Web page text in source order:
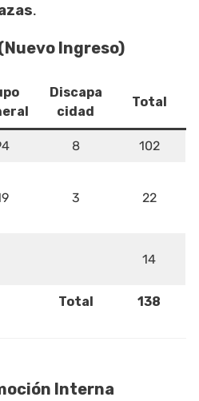
.
Ingreso)
Discapa
cidad
Total
8 102
3 22
14
Total 138
Interna